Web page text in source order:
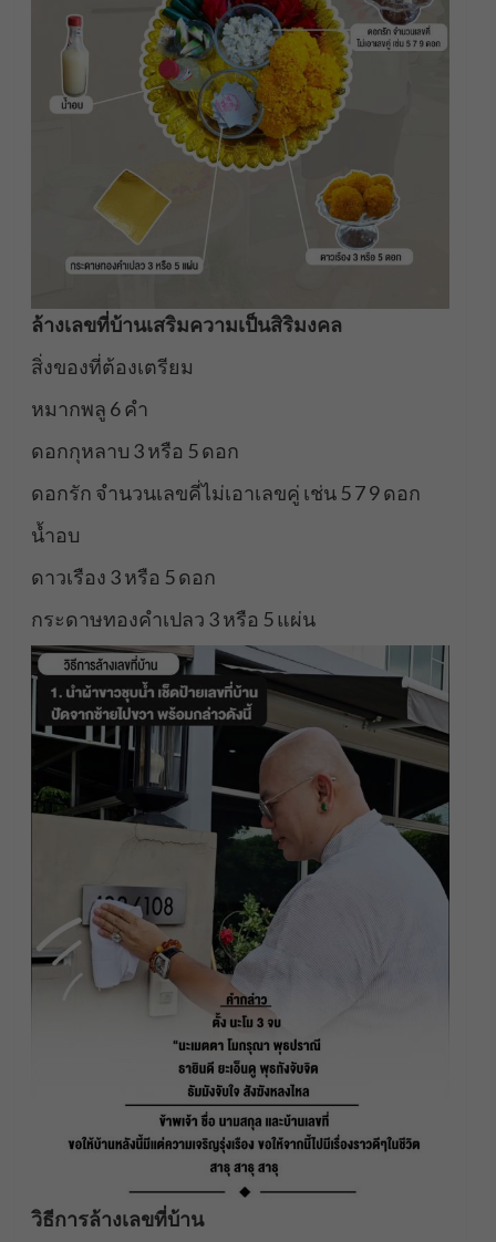
ล้างเลขที่บ้านเสริมความเป็นสิริมงคล
สิ่งของที่ต้องเตรียม
หมากพลู 6 คำ
ดอกกุหลาบ 3 หรือ 5 ดอก
ดอกรัก จำนวนเลขคี่ไม่เอาเลขคู่ เช่น 5 7 9 ดอก
น้ำอบ
ดาวเรือง 3 หรือ 5 ดอก
กระดาษทองคำเปลว 3 หรือ 5 แผ่น
วิธีการล้างเลขที่บ้าน